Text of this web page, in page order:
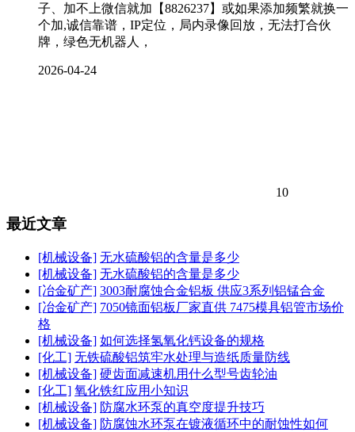
子、加不上微信就加【8826237】或如果添加频繁就换一
个加,诚信靠谱，IP定位，局内录像回放，无法打合伙
牌，绿色无机器人，
2026-04-24
10
最近文章
[机械设备] 无水硫酸铝的含量是多少
[机械设备] 无水硫酸铝的含量是多少
[冶金矿产] 3003耐腐蚀合金铝板 供应3系列铝锰合金
[冶金矿产] 7050镜面铝板厂家直供 7475模具铝管市场价
格
[机械设备] 如何选择氢氧化钙设备的规格
[化工] 无铁硫酸铝筑牢水处理与造纸质量防线
[机械设备] 硬齿面减速机用什么型号齿轮油
[化工] 氧化铁红应用小知识
[机械设备] 防腐水环泵的真空度提升技巧
[机械设备] 防腐蚀水环泵在镀液循环中的耐蚀性如何